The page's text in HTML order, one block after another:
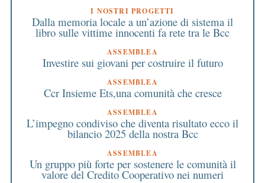
I NOSTRI PROGETTI
Dalla memoria locale a un’azione di sistema il
libro sulle vittime innocenti fa rete tra le Bcc
ASSEMBLEA
Investire sui giovani per costruire il futuro
ASSEMBLEA
Ccr Insieme Ets,una comunità che cresce
ASSEMBLEA
L’impegno condiviso che diventa risultato ecco il
bilancio 2025 della nostra Bcc
ASSEMBLEA
Un gruppo più forte per sostenere le comunità il
valore del Credito Cooperativo nei numeri